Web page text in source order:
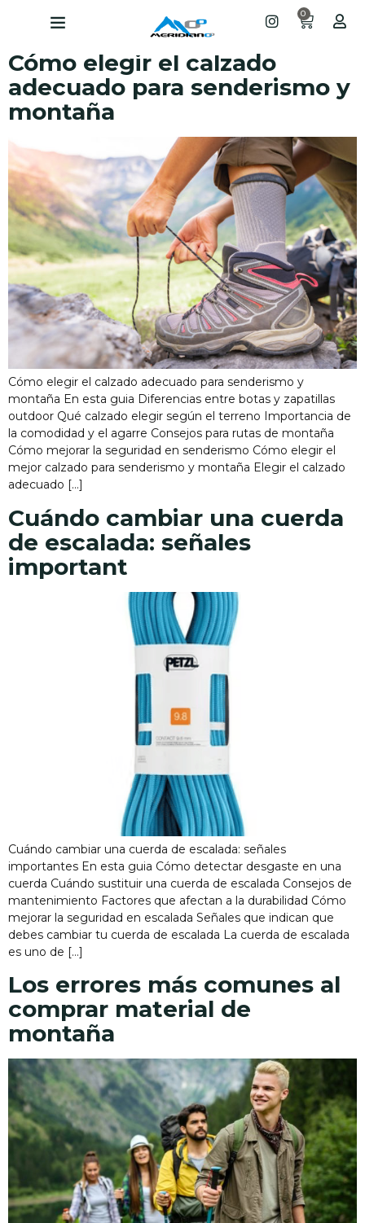
0
Cómo elegir el calzado
adecuado para senderismo y
montaña
Cómo elegir el calzado adecuado para senderismo y
montaña En esta guia Diferencias entre botas y zapatillas
outdoor Qué calzado elegir según el terreno Importancia de
la comodidad y el agarre Consejos para rutas de montaña
Cómo mejorar la seguridad en senderismo Cómo elegir el
mejor calzado para senderismo y montaña Elegir el calzado
adecuado […]
Cuándo cambiar una cuerda
de escalada: señales
important
Cuándo cambiar una cuerda de escalada: señales
importantes En esta guia Cómo detectar desgaste en una
cuerda Cuándo sustituir una cuerda de escalada Consejos de
mantenimiento Factores que afectan a la durabilidad Cómo
mejorar la seguridad en escalada Señales que indican que
debes cambiar tu cuerda de escalada La cuerda de escalada
es uno de […]
Los errores más comunes al
comprar material de
montaña